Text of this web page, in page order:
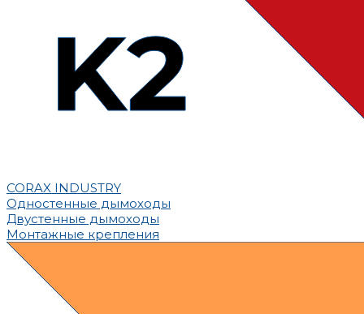
CORAX INDUSTRY
Одностенные дымоходы
Двустенные дымоходы
Монтажные крепления